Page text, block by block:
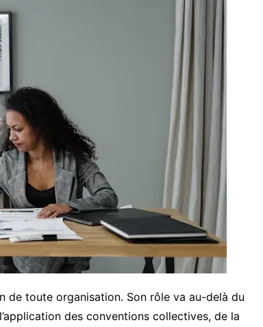
de toute organisation. Son rôle va au-delà du
des conventions collectives, de la